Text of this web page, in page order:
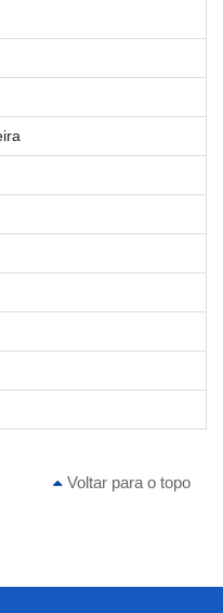
Voltar para o topo